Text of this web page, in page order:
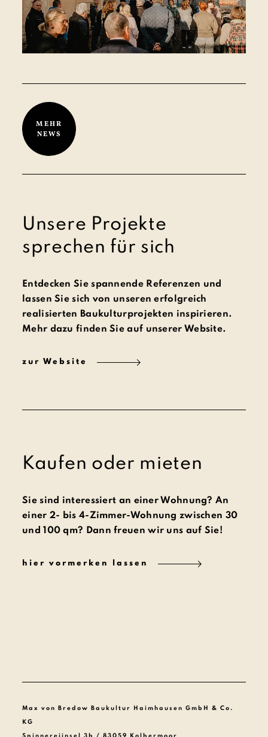
MEHR
NEWS
Unsere Projekte
sprechen für sich
Entdecken Sie spannende Referenzen und
lassen Sie sich von unseren erfolgreich
realisierten Baukulturprojekten inspirieren.
Mehr dazu finden Sie auf unserer Website.
zur Website
Kaufen oder mieten
Sie sind interessiert an einer Wohnung? An
einer 2- bis 4-Zimmer-Wohnung zwischen 30
und 100 qm? Dann freuen wir uns auf Sie!
hier vormerken lassen
Max von Bredow Baukultur Haimhausen GmbH & Co.
KG